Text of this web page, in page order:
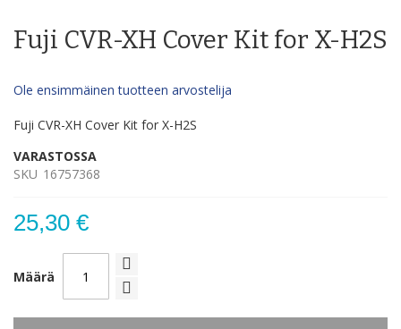
end
images
the
beginning
the
gallery
Fuji CVR-XH Cover Kit for X-H2S
Ole ensimmäinen tuotteen arvostelija
Fuji CVR-XH Cover Kit for X-H2S
VARASTOSSA
SKU 16757368
25,30 €
Määrä